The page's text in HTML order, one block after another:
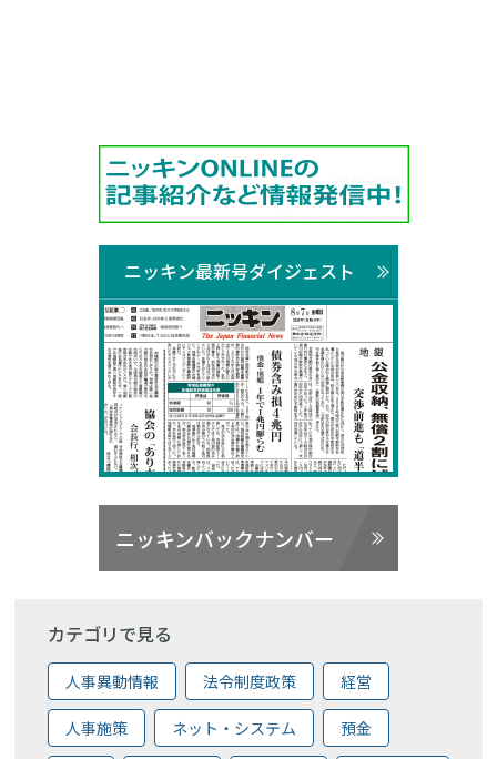
ニッキン最新号ダイジェスト
ニッキンバックナンバー
カテゴリで見る
人事異動情報 法令制度政策 経営
人事施策 ネット・システム 預金